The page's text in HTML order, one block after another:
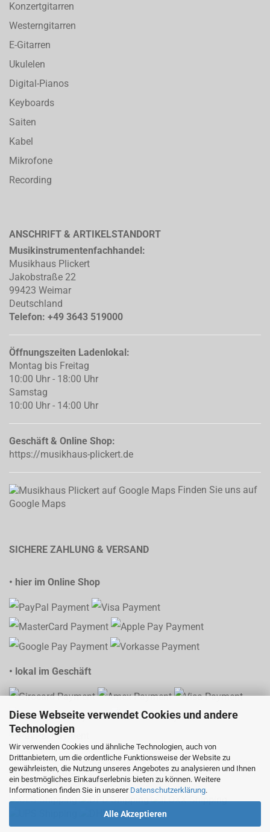
Diese Webseite verwendet Cookies und andere
Technologien
Wir verwenden Cookies und ähnliche Technologien, auch von
Drittanbietern, um die ordentliche Funktionsweise der Website zu
gewährleisten, die Nutzung unseres Angebotes zu analysieren und Ihnen
ein bestmögliches Einkaufserlebnis bieten zu können. Weitere
Informationen finden Sie in unserer Datenschutzerklärung.
Alle Akzeptieren
Konzertgitarren
Westerngitarren
E-Gitarren
Ukulelen
Digital-Pianos
Keyboards
Saiten
Kabel
Mikrofone
Recording
ANSCHRIFT & ARTIKELSTANDORT
Musikinstrumentenfachhandel:
Musikhaus Plickert
Jakobstraße 22
99423 Weimar
Deutschland
Telefon: +49 3643 519000
Öffnungszeiten Ladenlokal:
Montag bis Freitag
10:00 Uhr - 18:00 Uhr
Samstag
10:00 Uhr - 14:00 Uhr
Geschäft & Online Shop:
https://musikhaus-plickert.de
Finden Sie uns auf
Google Maps
SICHERE ZAHLUNG & VERSAND
• hier im Online Shop
• lokal im Geschäft
• Versand mit Sendungsverfolgung